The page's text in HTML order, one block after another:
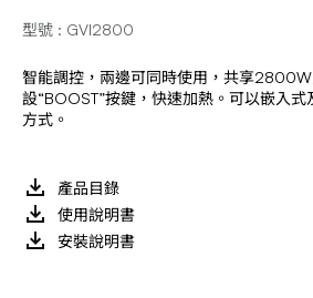
型號 : GVI2800
智能調控，兩邊可同時使用，共享
設“BOOST”按鍵，快速加熱。可以嵌入
方式。
產品目錄
使用說明書
安裝說明書